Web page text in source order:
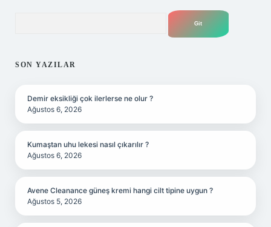
SON YAZILAR
Demir eksikliği çok ilerlerse ne olur ?
Ağustos 6, 2026
Kumaştan uhu lekesi nasıl çıkarılır ?
Ağustos 6, 2026
Avene Cleanance güneş kremi hangi cilt tipine uygun ?
Ağustos 5, 2026